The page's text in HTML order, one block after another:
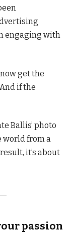
engaging with
get the
if the
Ballis’ photo
world from a
it’s about
passion